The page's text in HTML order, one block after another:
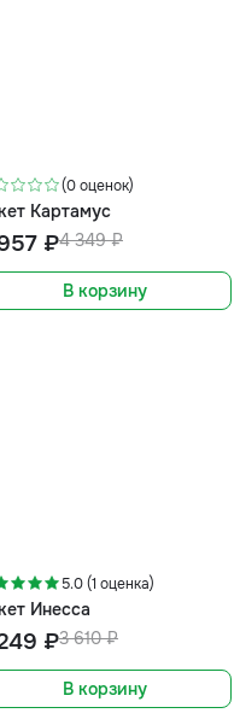
(0 оценок)
Картамус
4 349 ₽
₽
В корзину
5.0 (1 оценка)
Инесса
3 610 ₽
₽
В корзину